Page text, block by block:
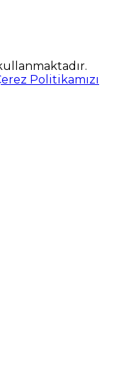
Politikamızı